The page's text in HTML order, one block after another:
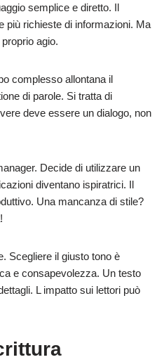
semplice e diretto. Il
più richieste di informazioni. Ma
agio.
complesso allontana il
di parole. Si tratta di
deve essere un dialogo, non
Decide di utilizzare un
diventano ispiratrici. Il
Una mancanza di stile?
Scegliere il giusto tono è
e consapevolezza. Un testo
L impatto sui lettori può